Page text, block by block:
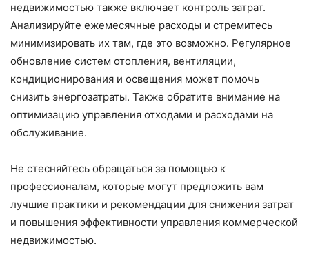
недвижимостью также включает контроль затрат.
Анализируйте ежемесячные расходы и стремитесь
минимизировать их там, где это возможно. Регулярное
обновление систем отопления, вентиляции,
кондиционирования и освещения может помочь
снизить энергозатраты. Также обратите внимание на
оптимизацию управления отходами и расходами на
обслуживание.
Не стесняйтесь обращаться за помощью к
профессионалам, которые могут предложить вам
лучшие практики и рекомендации для снижения затрат
и повышения эффективности управления коммерческой
недвижимостью.